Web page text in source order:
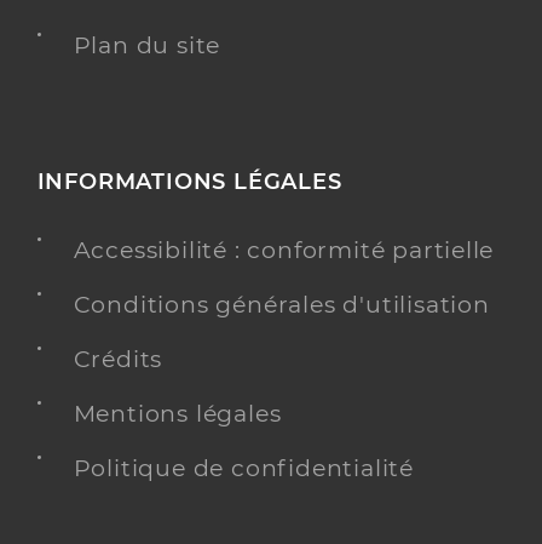
Plan du site
INFORMATIONS LÉGALES
Accessibilité : conformité partielle
Conditions générales d'utilisation
Crédits
Mentions légales
Politique de confidentialité